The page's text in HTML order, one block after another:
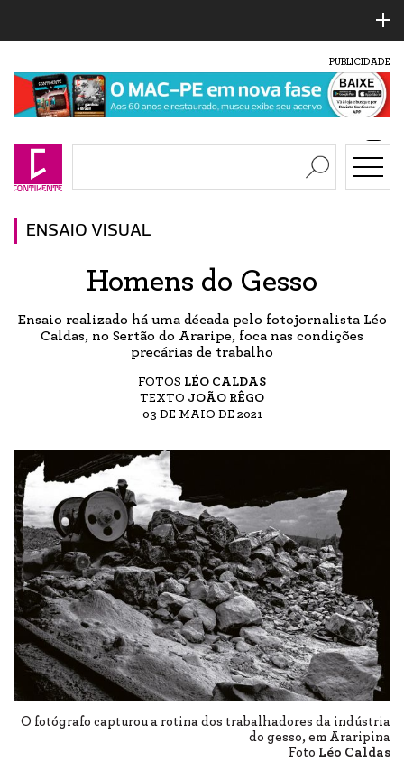
PUBLICIDADE
ENSAIO VISUAL
Homens do Gesso
Ensaio realizado há uma década pelo fotojornalista Léo
Caldas, no Sertão do Araripe, foca nas condições
precárias de trabalho
FOTOS LÉO CALDAS
TEXTO JOÃO RÊGO
03 DE MAIO DE 2021
O fotógrafo capturou a rotina dos trabalhadores da indústria
do gesso, em Araripina
Foto Léo Caldas